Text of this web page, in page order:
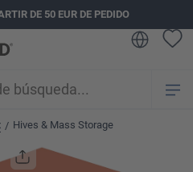
DE 50 EUR DE PEDIDO
/ Hives & Mass Storage